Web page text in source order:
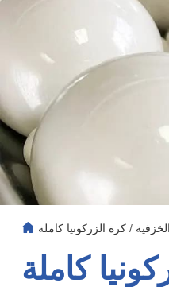
/كرة الزركونيا كاملة
كاملة